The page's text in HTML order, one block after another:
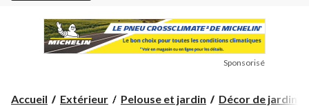
Sponsorisé
Accueil Extérieur Pelouse et jardin Décor de jardin